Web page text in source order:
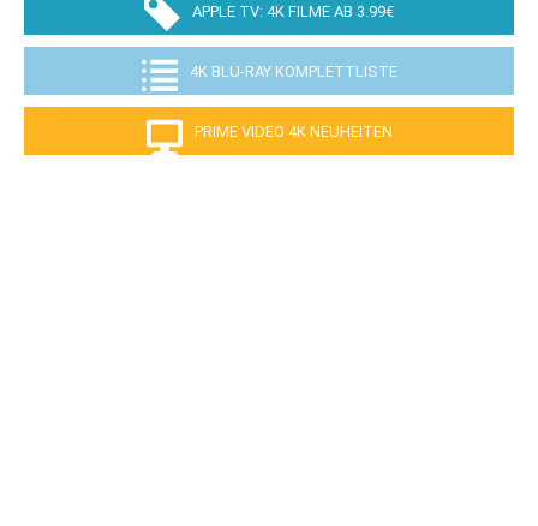
APPLE TV: 4K FILME AB 3.99€
4K BLU-RAY KOMPLETTLISTE
PRIME VIDEO 4K NEUHEITEN